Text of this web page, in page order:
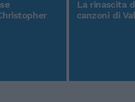
La rinascita
canzoni di